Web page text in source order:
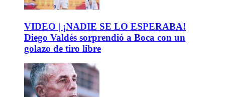
VIDEO | ¡NADIE SE LO ESPERABA!
Diego Valdés sorprendió a Boca con un
golazo de tiro libre